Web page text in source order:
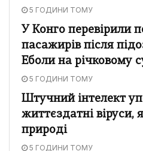
5 ГОДИНИ ТОМУ
У Конго перевірили
пасажирів після
Еболи на річковому
5 ГОДИНИ ТОМУ
Штучний інтелект
життєздатні віруси,
природі
5 ГОДИНИ ТОМУ